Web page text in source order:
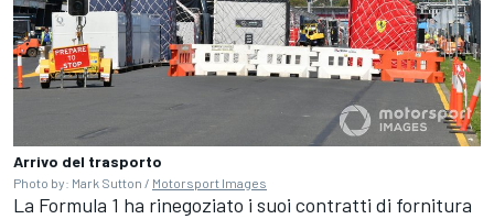
Arrivo del trasporto
Photo by: Mark Sutton / Motorsport Images
La Formula 1 ha rinegoziato i suoi contratti di fornitura